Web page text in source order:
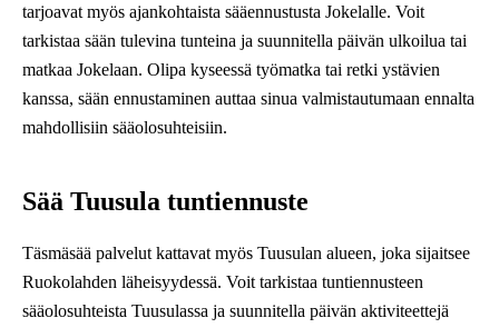
tarjoavat myös ajankohtaista sääennustusta Jokelalle. Voit
tarkistaa sään tulevina tunteina ja suunnitella päivän ulkoilua tai
matkaa Jokelaan. Olipa kyseessä työmatka tai retki ystävien
kanssa, sään ennustaminen auttaa sinua valmistautumaan ennalta
mahdollisiin sääolosuhteisiin.
Sää Tuusula tuntiennuste
Täsmäsää palvelut kattavat myös Tuusulan alueen, joka sijaitsee
Ruokolahden läheisyydessä. Voit tarkistaa tuntiennusteen
sääolosuhteista Tuusulassa ja suunnitella päivän aktiviteettejä